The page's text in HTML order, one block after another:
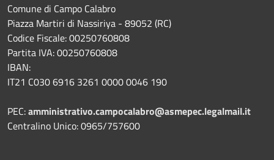
Comune di Campo Calabro
Piazza Martiri di Nassiriya - 89052 (RC)
Codice Fiscale: 00250760808
Partita IVA: 00250760808
IBAN:
IT21 C030 6916 3261 0000 0046 190
PEC:amministrativo.campocalabro@asmepec.legalmail.it
Centralino Unico: 0965/757600